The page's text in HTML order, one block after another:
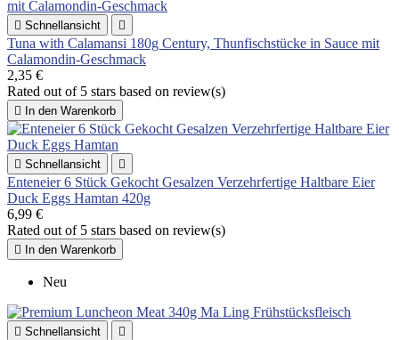
 Schnellansicht 
Tuna with Calamansi 180g Century, Thunfischstücke in Sauce mit
Calamondin-Geschmack
2,35 €
Rated out of 5 stars based on review(s)
 In den Warenkorb
 Schnellansicht 
Enteneier 6 Stück Gekocht Gesalzen Verzehrfertige Haltbare Eier
Duck Eggs Hamtan 420g
6,99 €
Rated out of 5 stars based on review(s)
 In den Warenkorb
Neu
 Schnellansicht 